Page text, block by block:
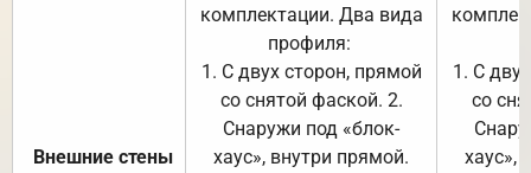
Внешние стены
комплектации. Два вида
профиля:
1. С двух сторон, прямой
со снятой фаской. 2.
Снаружи под «блок-
хаус», внутри прямой.
1. С
со
хаус»,